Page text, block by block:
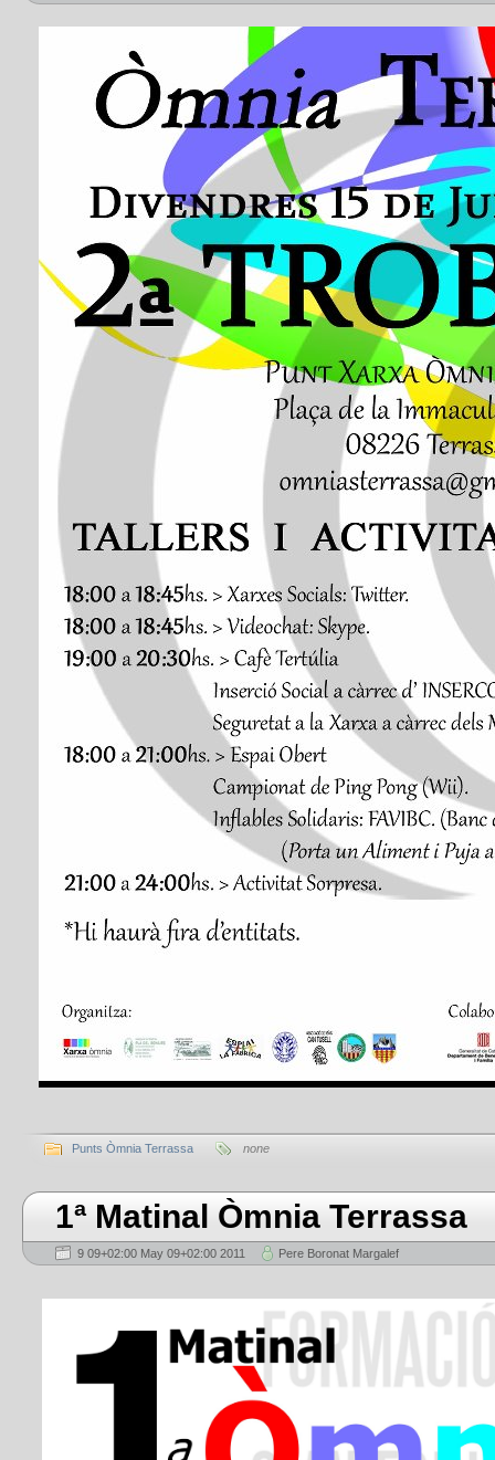
Punts Òmnia Terrassa none
1ª Matinal Òmnia Terrassa
9 09+02:00 May 09+02:00 2011 Pere Boronat Margalef